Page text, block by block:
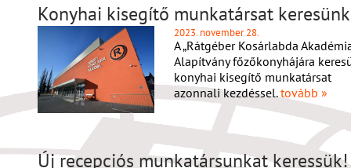
Konyhai kisegítő munkatársat
2023. november 28.
A „Rátgéber Kosárlabda
Alapítvány főzőkonyhájára
konyhai kisegítő munkatársat
azonnali kezdéssel.tovább »
Új recepciós munkatársunkat keressük!